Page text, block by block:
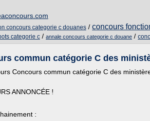
concours categorie c douanes / concours
categorie c / annale concours categorie c douane /
commun catégorie C des
Concours commun catégorie C des
ANNONCÉE !
: